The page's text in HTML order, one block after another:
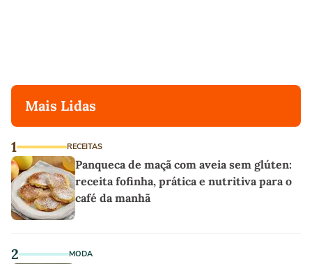
Mais Lidas
1 RECEITAS
Panqueca de maçã com aveia sem glúten:
receita fofinha, prática e nutritiva para o
café da manhã
2 MODA